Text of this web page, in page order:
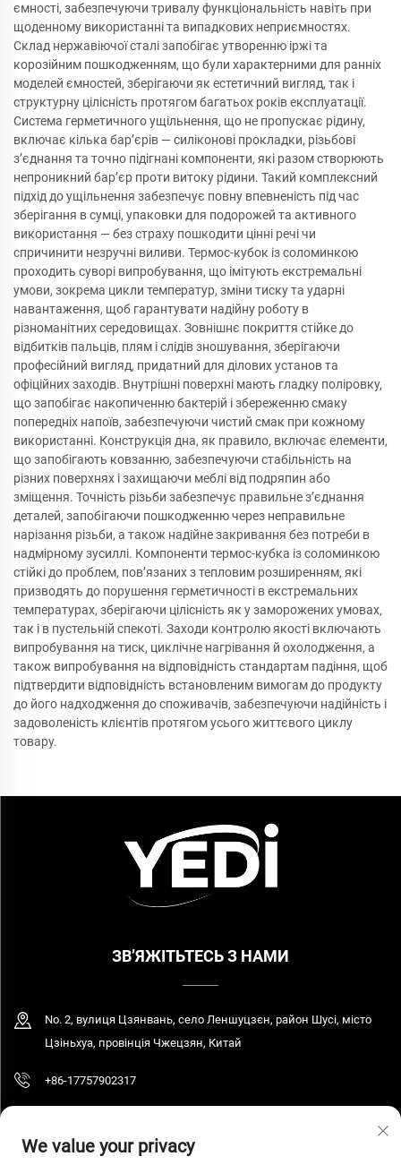
ємності, забезпечуючи тривалу функціональність навіть при
щоденному використанні та випадкових неприємностях.
Склад нержавіючої сталі запобігає утворенню іржі та
корозійним пошкодженням, що були характерними для ранніх
моделей ємностей, зберігаючи як естетичний вигляд, так і
структурну цілісність протягом багатьох років експлуатації.
Система герметичного ущільнення, що не пропускає рідину,
включає кілька бар’єрів — силіконові прокладки, різьбові
з’єднання та точно підігнані компоненти, які разом створюють
непроникний бар’єр проти витоку рідини. Такий комплексний
підхід до ущільнення забезпечує повну впевненість під час
зберігання в сумці, упаковки для подорожей та активного
використання — без страху пошкодити цінні речі чи
спричинити незручні виливи. Термос-кубок із соломинкою
проходить суворі випробування, що імітують екстремальні
умови, зокрема цикли температур, зміни тиску та ударні
навантаження, щоб гарантувати надійну роботу в
різноманітних середовищах. Зовнішнє покриття стійке до
відбитків пальців, плям і слідів зношування, зберігаючи
професійний вигляд, придатний для ділових установ та
офіційних заходів. Внутрішні поверхні мають гладку поліровку,
що запобігає накопиченню бактерій і збереженню смаку
попередніх напоїв, забезпечуючи чистий смак при кожному
використанні. Конструкція дна, як правило, включає елементи,
що запобігають ковзанню, забезпечуючи стабільність на
різних поверхнях і захищаючи меблі від подряпин або
зміщення. Точність різьби забезпечує правильне з’єднання
деталей, запобігаючи пошкодженню через неправильне
нарізання різьби, а також надійне закривання без потреби в
надмірному зусиллі. Компоненти термос-кубка із соломинкою
стійкі до проблем, пов’язаних з тепловим розширенням, які
призводять до порушення герметичності в екстремальних
температурах, зберігаючи цілісність як у заморожених умовах,
так і в пустельній спекоті. Заходи контролю якості включають
випробування на тиск, циклічне нагрівання й охолодження, а
також випробування на відповідність стандартам падіння, щоб
підтвердити відповідність встановленим вимогам до продукту
до його надходження до споживачів, забезпечуючи надійність і
задоволеність клієнтів протягом усього життєвого циклу
товару.
ЗВ’ЯЖІТЬТЕСЬ З НАМИ
No. 2, вулиця Цзянвань, село Леншуцзєн, район Шусі, місто
Цзіньхуа, провінція Чжецзян, Китай
+86-17757902317
We value your privacy